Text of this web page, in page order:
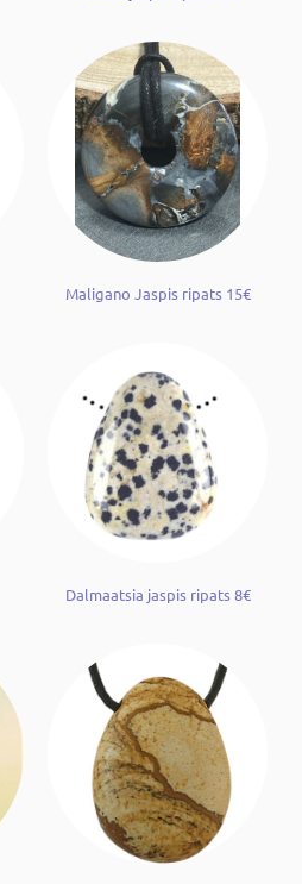
Maligano Jaspis ripats 15€
Dalmaatsia jaspis ripats 8€